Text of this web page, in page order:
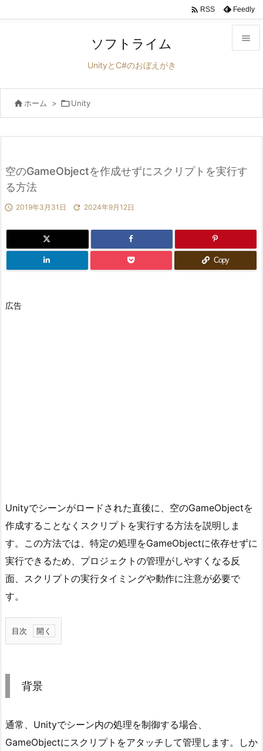


前へ
次へ
 RSS Feedly
ソフトライム
UnityとC#のおぼえがき
 ホーム > Unity
空のGameObjectを作成せずにスクリプトを実行す
る方法
 2019年3月31日  2024年9月12日
Copy
広告
Unityでシーンがロードされた直後に、空のGameObjectを
作成することなくスクリプトを実行する方法を説明しま
す。この方法では、特定の処理をGameObjectに依存せずに
実行できるため、プロジェクトの管理がしやすくなる反
面、スクリプトの実行タイミングや動作に注意が必要で
す。
目次
1.
2.
用
例
背景
通常、Unityでシーン内の処理を制御する場合、
GameObjectにスクリプトをアタッチして管理します。しか